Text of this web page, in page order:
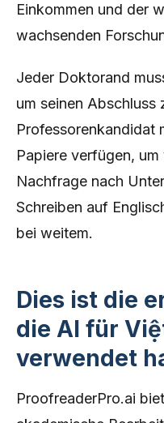
Einkommen und der
wachsenden
Jeder Doktorand
um seinen Abschluss
Professorenkandidat
Papiere verfügen,
Nachfrage nach
Schreiben auf
bei weitem.
Dies ist die
die AI für
verwendet
ProofreaderPro.ai